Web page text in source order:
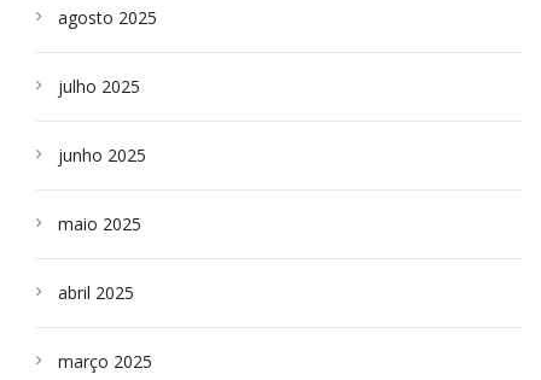
agosto 2025
julho 2025
junho 2025
maio 2025
abril 2025
março 2025